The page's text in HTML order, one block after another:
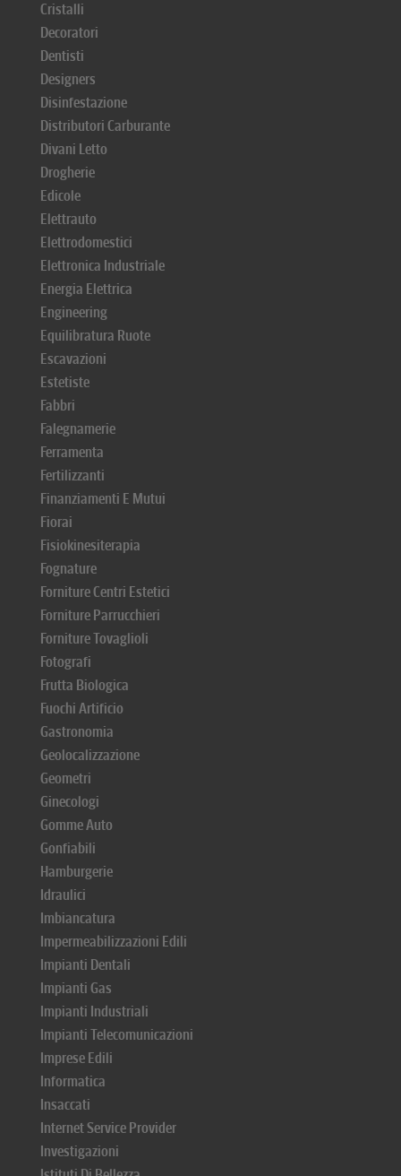
Cristalli
Decoratori
Dentisti
Designers
Disinfestazione
Distributori Carburante
Divani Letto
Drogherie
Edicole
Elettrauto
Elettrodomestici
Elettronica Industriale
Energia Elettrica
Engineering
Equilibratura Ruote
Escavazioni
Estetiste
Fabbri
Falegnamerie
Ferramenta
Fertilizzanti
Finanziamenti E Mutui
Fiorai
Fisiokinesiterapia
Fognature
Forniture Centri Estetici
Forniture Parrucchieri
Forniture Tovaglioli
Fotografi
Frutta Biologica
Fuochi Artificio
Gastronomia
Geolocalizzazione
Geometri
Ginecologi
Gomme Auto
Gonfiabili
Hamburgerie
Idraulici
Imbiancatura
Impermeabilizzazioni Edili
Impianti Dentali
Impianti Gas
Impianti Industriali
Impianti Telecomunicazioni
Imprese Edili
Informatica
Insaccati
Internet Service Provider
Investigazioni